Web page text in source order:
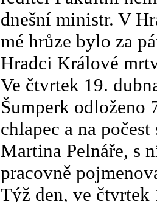
dnešní ministr. V
mé hrůze bylo za
Hradci Králové
Ve čtvrtek 19.
Šumperk odloženo
chlapec a na
Martina Pelnáře, s
pracovně
Týž den, ve čtvrtek